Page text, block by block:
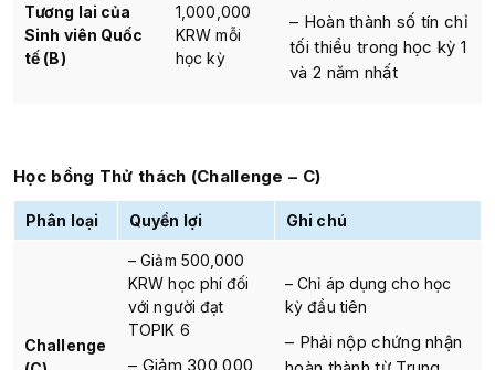
Tương lai của
Sinh viên Quốc
tế (B)
1,000,000
KRW mỗi
học kỳ
– Hoàn thành số tín chỉ
tối thiểu trong học kỳ 1
và 2 năm nhất
Học bổng Thử thách (Challenge – C)
Phân loại Quyền lợi Ghi chú
Challenge
– Giảm 500,000
KRW học phí đối
với người đạt
TOPIK 6
– Giảm 300,000
– Chỉ áp dụng cho học
kỳ đầu tiên
– Phải nộp chứng nhận